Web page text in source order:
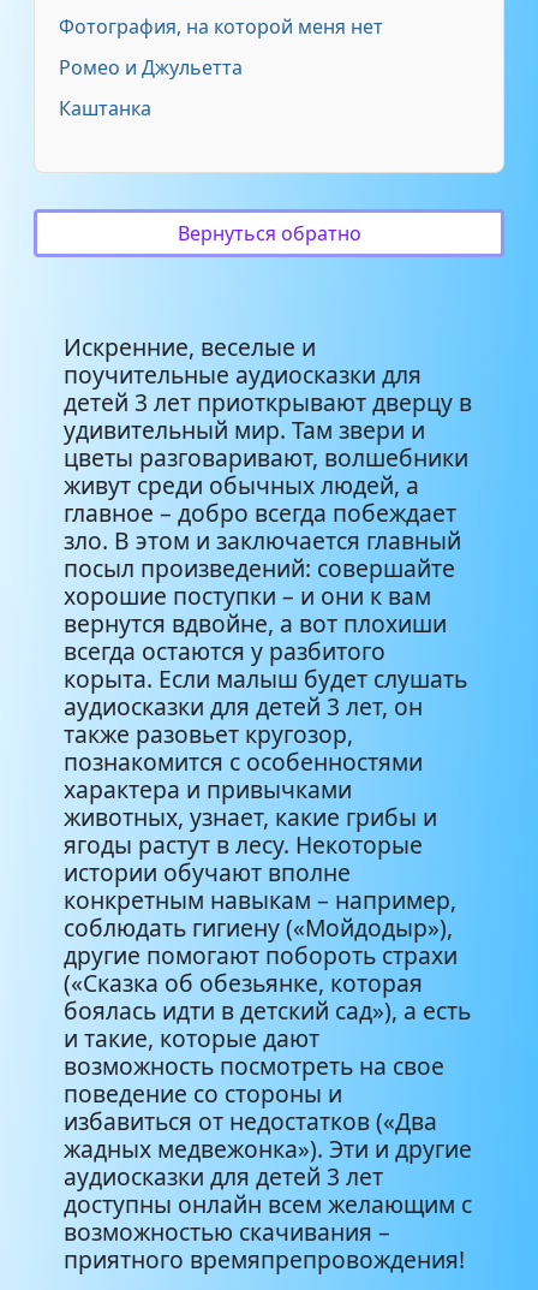
Об умном мышонке (Самуил
Маршак)
своего мишку (Саша Черный)
Букашка, которая хотела стать
большой (Михаил
Пляцковский)
10:15
Зайка и лиса 8:11
Мышонок и карандаш
(Владимир Сутеев)
3:24
Заяц-хвастун 2:16
Под грибом (Владимир Сутеев)
Зеленая сказка (Наталья
Абрамцева)
Мойдодыр (Корней
Чуковский)
8:33
Сказка об обезьянке, которая
боялась идти в детский сад
3:33
Фотография, на которой меня нет
Ромео и Джульетта
Каштанка
Вернуться обратно
Искренние, веселые и
поучительные аудиосказки для
детей 3 лет приоткрывают дверцу в
удивительный мир. Там звери и
цветы разговаривают, волшебники
живут среди обычных людей, а
главное – добро всегда побеждает
зло. В этом и заключается главный
посыл произведений: совершайте
хорошие поступки – и они к вам
вернутся вдвойне, а вот плохиши
всегда остаются у разбитого
корыта. Если малыш будет слушать
аудиосказки для детей 3 лет, он
также разовьет кругозор,
познакомится с особенностями
характера и привычками
животных, узнает, какие грибы и
ягоды растут в лесу. Некоторые
истории обучают вполне
конкретным навыкам – например,
соблюдать гигиену («Мойдодыр»),
другие помогают побороть страхи
(«Сказка об обезьянке, которая
боялась идти в детский сад»), а есть
и такие, которые дают
возможность посмотреть на свое
поведение со стороны и
избавиться от недостатков («Два
жадных медвежонка»). Эти и другие
аудиосказки для детей 3 лет
доступны онлайн всем желающим с
возможностью скачивания –
приятного времяпрепровождения!